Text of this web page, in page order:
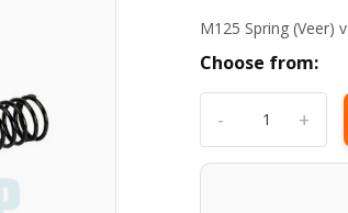
M125 Spring (Veer)
Choose from:
+
-